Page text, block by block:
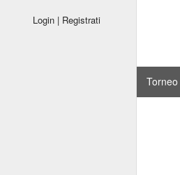
Torneo
Login| Registrati